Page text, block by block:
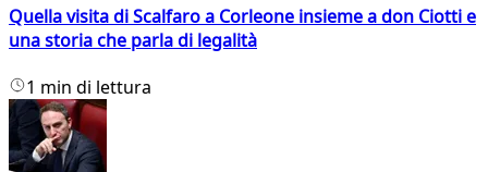
Quella visita di Scalfaro a Corleone insieme a don Ciotti e
una storia che parla di legalità
1 min di lettura